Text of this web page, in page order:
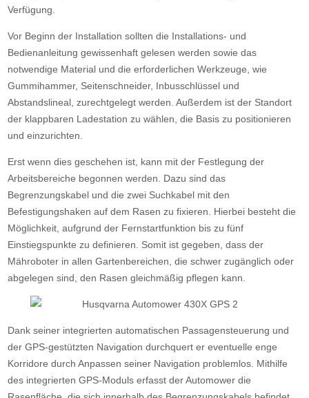
Verfügung.
Vor Beginn der Installation sollten die Installations- und
Bedienanleitung gewissenhaft gelesen werden sowie das
notwendige Material und die erforderlichen Werkzeuge, wie
Gummihammer, Seitenschneider, Inbusschlüssel und
Abstandslineal, zurechtgelegt werden. Außerdem ist der Standort
der klappbaren Ladestation zu wählen, die Basis zu positionieren
und einzurichten.
Erst wenn dies geschehen ist, kann mit der Festlegung der
Arbeitsbereiche begonnen werden. Dazu sind das
Begrenzungskabel und die zwei Suchkabel mit den
Befestigungshaken auf dem Rasen zu fixieren. Hierbei besteht die
Möglichkeit, aufgrund der Fernstartfunktion bis zu fünf
Einstiegspunkte zu definieren. Somit ist gegeben, dass der
Mähroboter in allen Gartenbereichen, die schwer zugänglich oder
abgelegen sind, den Rasen gleichmäßig pflegen kann.
Dank seiner integrierten automatischen Passagensteuerung und
der GPS-gestützten Navigation durchquert er eventuelle enge
Korridore durch Anpassen seiner Navigation problemlos. Mithilfe
des integrierten GPS-Moduls erfasst der Automower die